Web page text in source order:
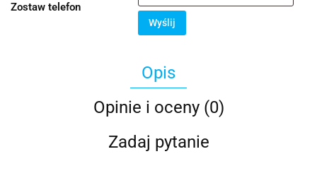
Zostaw telefon
Wyślij
Opis
Opinie i oceny (0)
Zadaj pytanie